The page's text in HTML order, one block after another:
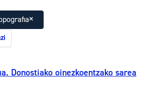
Donostiako oinezkoentzako sarea